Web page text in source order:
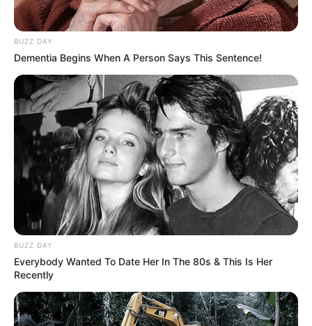
Das Wissen, das die Bauern schon seit Jahrtausenden
Charles Darwin 1858 der universitären Welt gelehrt. Die
mussten die Abstammungslehre ja endlich auch mal
lernen.
weitere Kalauer
Quermania folgen: Impressum & Kontakt
Smartphone Startseite
Suchen:
BUZZ DAY
Dementia Begins When A Person Says This Sentence!
BUZZ DAY
Everybody Wanted To Date Her In The 80s & This Is Her
Recently